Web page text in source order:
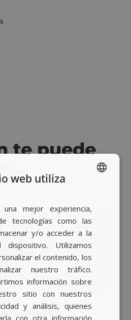
te puede
conecta,
BASQUE
ENGLISH
web utiliza
mejor experiencia,
tecnologías como las
y/o acceder a la
dispositivo. Utilizamos
el contenido, los
nuestro tráfico.
información sobre
sitio con nuestros
y análisis, quienes
con otra información